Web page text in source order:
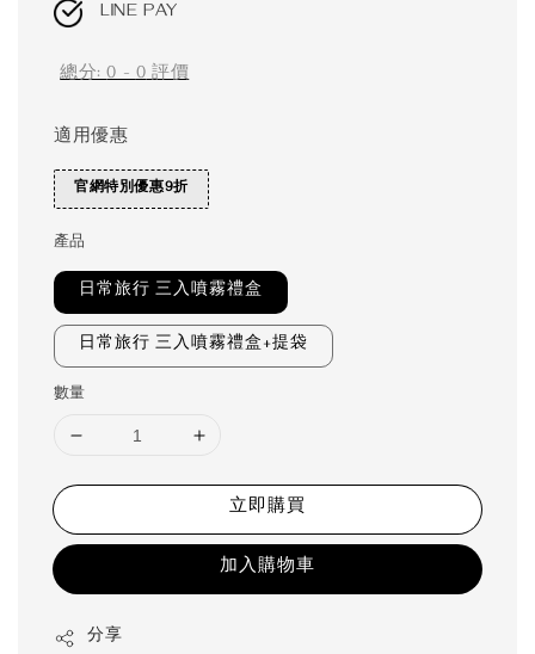
LINE PAY
總分:0-0評價
適用優惠
官網特別優惠9折
產品
日常旅行 三入噴霧禮盒
日常旅行 三入噴霧禮盒+提袋
數量
立即購買
加入購物車
分享